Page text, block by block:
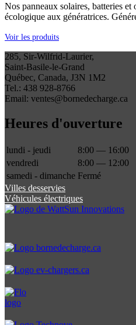
Nos panneaux solaires, batteries
écologique aux génératrices.
Voir les produits
285, Sir-Wilfrid-Laurier,
Saint-Basile-le-Grand
Québec, Canada, J3N 1M2
Tel.: 438 928-8766
Email: ventes@bornedecharge.ca
Heures d'ouverture
lundi - jeudi
8:00 — 16:00
vendredi
8:00 — 12:00
samedi - dimanche Fermé
Villes desservies
Véhicules électriques